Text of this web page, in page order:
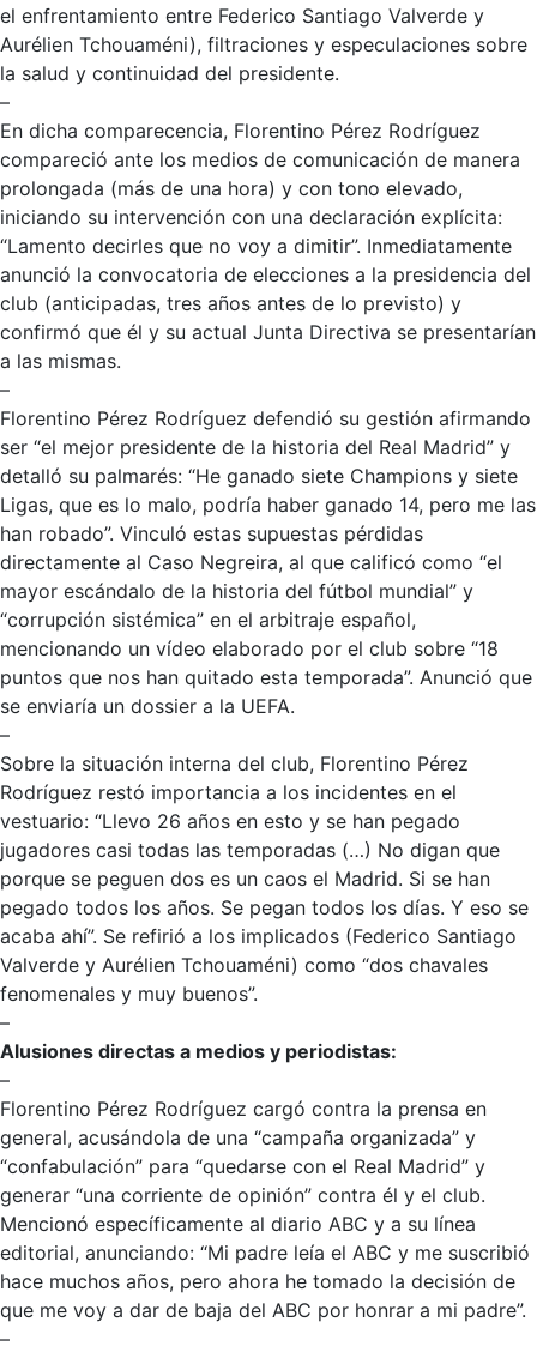
el enfrentamiento entre Federico Santiago Valverde y
Aurélien Tchouaméni), filtraciones y especulaciones sobre
la salud y continuidad del presidente.
–
En dicha comparecencia, Florentino Pérez Rodríguez
compareció ante los medios de comunicación de manera
prolongada (más de una hora) y con tono elevado,
iniciando su intervención con una declaración explícita:
“Lamento decirles que no voy a dimitir”. Inmediatamente
anunció la convocatoria de elecciones a la presidencia del
club (anticipadas, tres años antes de lo previsto) y
confirmó que él y su actual Junta Directiva se presentarían
a las mismas.
–
Florentino Pérez Rodríguez defendió su gestión afirmando
ser “el mejor presidente de la historia del Real Madrid” y
detalló su palmarés: “He ganado siete Champions y siete
Ligas, que es lo malo, podría haber ganado 14, pero me las
han robado”. Vinculó estas supuestas pérdidas
directamente al Caso Negreira, al que calificó como “el
mayor escándalo de la historia del fútbol mundial” y
“corrupción sistémica” en el arbitraje español,
mencionando un vídeo elaborado por el club sobre “18
puntos que nos han quitado esta temporada”. Anunció que
se enviaría un dossier a la UEFA.
–
Sobre la situación interna del club, Florentino Pérez
Rodríguez restó importancia a los incidentes en el
vestuario: “Llevo 26 años en esto y se han pegado
jugadores casi todas las temporadas (…) No digan que
porque se peguen dos es un caos el Madrid. Si se han
pegado todos los años. Se pegan todos los días. Y eso se
acaba ahí”. Se refirió a los implicados (Federico Santiago
Valverde y Aurélien Tchouaméni) como “dos chavales
fenomenales y muy buenos”.
–
Alusiones directas a medios y periodistas:
–
Florentino Pérez Rodríguez cargó contra la prensa en
general, acusándola de una “campaña organizada” y
“confabulación” para “quedarse con el Real Madrid” y
generar “una corriente de opinión” contra él y el club.
Mencionó específicamente al diario ABC y a su línea
editorial, anunciando: “Mi padre leía el ABC y me suscribió
hace muchos años, pero ahora he tomado la decisión de
que me voy a dar de baja del ABC por honrar a mi padre”.
–